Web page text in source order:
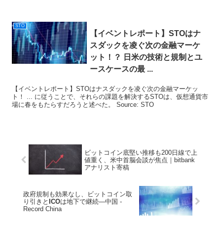
STO
【イベントレポート】STOはナ
スダックを凌ぐ次の金融マーケ
ット！？ 日米の技術と規制とユ
ースケースの最 ...
【イベントレポート】STOはナスダックを凌ぐ次の金融マーケッ
ト！ ... に従うことで、それらの課題を解決するSTOは、仮想通貨市
場に春をもたらすだろうと述べた。 Source: STO
ビットコイン底堅い推移も200日線で上
値重く、米中首脳会談が焦点｜bitbank
アナリスト寄稿
政府規制も効果なし、ビットコイン取
り引きと ICOは地下で継続―中国 -
Record China